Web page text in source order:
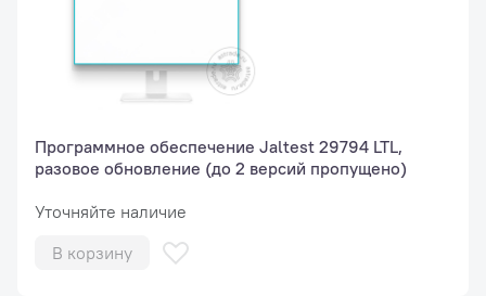
Программное обеспечение Jaltest 29794 LTL,
разовое обновление (до 2 версий пропущено)
Уточняйте наличие
В корзину